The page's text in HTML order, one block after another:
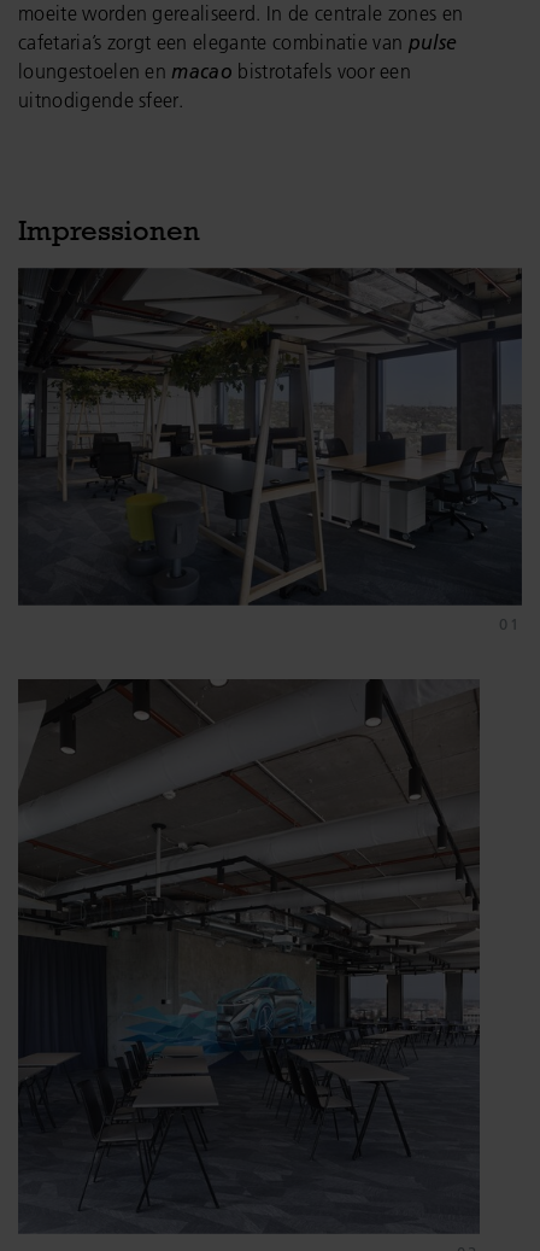
moeite worden gerealiseerd. In de centrale zones en
cafetaria’s zorgt een elegante combinatie van pulse
loungestoelen en macao bistrotafels voor een
uitnodigende sfeer.
Impressionen